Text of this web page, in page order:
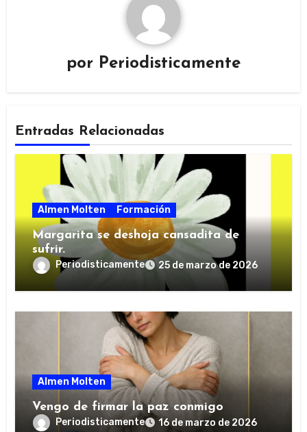
por Periodisticamente
Entradas Relacionadas
Almen Molten Formación
Margarita se deshoja cansadita de
sufrir.
Periodisticamente 25 de marzo de 2026
Almen Molten
Vengo de firmar la paz conmigo
Periodisticamente 16 de marzo de 2026